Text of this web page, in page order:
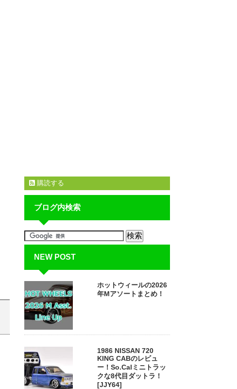
購読する
ブログ内検索
NEW POST
ホットウィールの2026
年Mアソートまとめ！
1986 NISSAN 720
KING CABのレビュ
ー！So.Calミニトラッ
クな8代目ダットラ！
[JJY64]